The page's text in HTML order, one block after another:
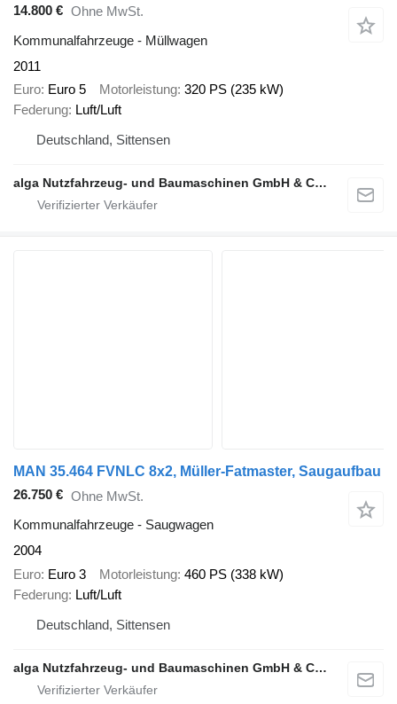
14.800 € Ohne MwSt.
Kommunalfahrzeuge - Müllwagen
2011
Euro Euro 5 Motorleistung 320 PS (235 kW)
Federung Luft/Luft
Deutschland, Sittensen
alga Nutzfahrzeug- und Baumaschinen GmbH & Co. KG
MAN 35.464 FVNLC 8x2, Müller-Fatmaster, Saugaufbau
26.750 € Ohne MwSt.
Kommunalfahrzeuge - Saugwagen
2004
Euro Euro 3 Motorleistung 460 PS (338 kW)
Federung Luft/Luft
Deutschland, Sittensen
alga Nutzfahrzeug- und Baumaschinen GmbH & Co. KG